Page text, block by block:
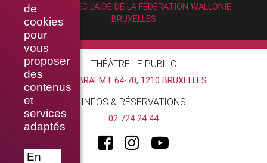
de
cookies
pour
vous
proposer
des
contenus
et
services
adaptés
En
RÉALISÉ AVEC L’AIDE DE LA FÉDÉRATION WALLONIE-
BRUXELLES
THÉÂTRE LE PUBLIC
RUE BRAEMT 64-70, 1210 BRUXELLES
INFOS & RÉSERVATIONS
02 724 24 44